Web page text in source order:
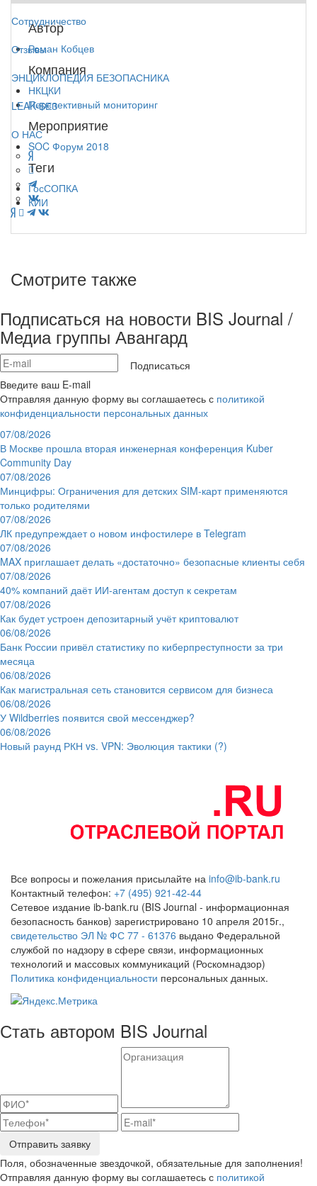
Сотрудничество
Отзывы
ЭНЦИКЛОПЕДИЯ БЕЗОПАСНИКА
LEAK-БЕЗ
О НАС
Автор
Роман Кобцев
Компания
НКЦКИ
Перспективный мониторинг
Мероприятие
SOC Форум 2018
Теги
ГосСОПКА
КИИ
Смотрите также
Подписаться на новости BIS Journal /
Медиа группы Авангард
Подписаться
Введите ваш E-mail
Отправляя данную форму вы соглашаетесь с политикой
конфиденциальности персональных данных
07/08/2026
В Москве прошла вторая инженерная конференция Kuber
Community Day
07/08/2026
Минцифры: Ограничения для детских SIM-карт применяются
только родителями
07/08/2026
ЛК предупреждает о новом инфостилере в Telegram
07/08/2026
MAX приглашает делать «достаточно» безопасные клиенты себя
07/08/2026
40% компаний даёт ИИ‑агентам доступ к секретам
07/08/2026
Как будет устроен депозитарный учёт криптовалют
06/08/2026
Банк России привёл статистику по киберпреступности за три
месяца
06/08/2026
Как магистральная сеть становится сервисом для бизнеса
06/08/2026
У Wildberries появится свой мессенджер?
06/08/2026
Новый раунд РКН vs. VPN: Эволюция тактики (?)
Все вопросы и пожелания присылайте на info@ib-bank.ru
Контактный телефон: +7 (495) 921-42-44
Сетевое издание ib-bank.ru (BIS Journal - информационная
безопасность банков) зарегистрировано 10 апреля 2015г.,
свидетельство ЭЛ № ФС 77 - 61376 выдано Федеральной
службой по надзору в сфере связи, информационных
технологий и массовых коммуникаций (Роскомнадзор)
Политика конфиденциальности персональных данных.
Стать автором BIS Journal
Отправить заявку
Поля, обозначенные звездочкой, обязательные для заполнения!
Отправляя данную форму вы соглашаетесь с политикой